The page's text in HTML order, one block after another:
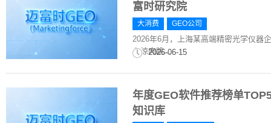
富时研究院
大消费 GEO公司
2026年6月，上海某高端精密光学仪器
心惊肉跳...
2026-06-15
年度GEO软件推荐榜单
知识库